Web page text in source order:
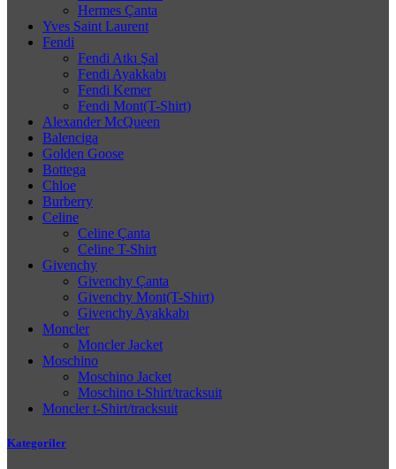
Hermes Çanta
Yves Saint Laurent
Fendi
Fendi Atkı Şal
Fendi Ayakkabı
Fendi Kemer
Fendi Mont(T-Shirt)
Alexander McQueen
Balenciga
Golden Goose
Bottega
Chloe
Burberry
Celine
Celine Çanta
Celine T-Shirt
Givenchy
Givenchy Çanta
Givenchy Mont(T-Shirt)
Givenchy Ayakkabı
Moncler
Moncler Jacket
Moschino
Moschino Jacket
Moschino t-Shirt/tracksuit
Moncler t-Shirt/tracksuit
Kategoriler